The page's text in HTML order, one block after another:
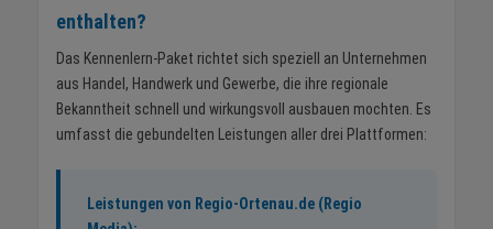
enthalten?
Das Kennenlern-Paket richtet sich speziell an Unternehmen
aus Handel, Handwerk und Gewerbe, die ihre regionale
Bekanntheit schnell und wirkungsvoll ausbauen mochten. Es
umfasst die gebundelten Leistungen aller drei Plattformen:
Leistungen von Regio-Ortenau.de (Regio